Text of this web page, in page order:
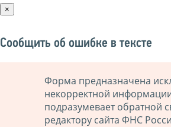
×
Сообщить об ошибке в тексте
Форма предназначена
некорректной
подразумевает обратной
редактору сайта ФНС